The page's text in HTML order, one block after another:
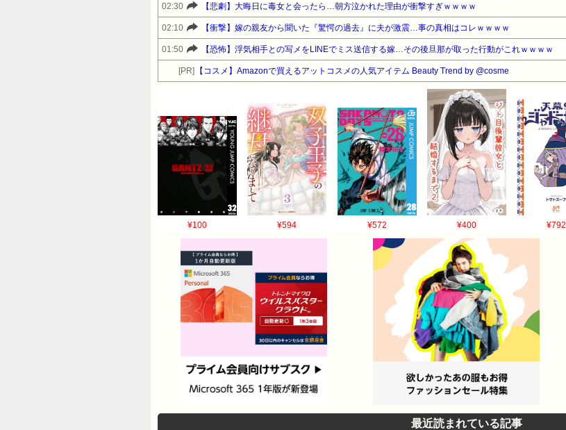
02:30 【悲劇】大晦日に毒女と会ったら…朝方泣かれた理由が衝撃すぎｗｗｗｗ
02:10 【衝撃】嫁の親友から聞いた『驚愕の過去』に夫が激震…事の真相はコレｗｗｗｗ
01:50 【恐怖】浮気相手との写メをLINEでミス送信する嫁…その後旦那が取った行動がこれｗｗｗｗ
[PR] 【コスメ】Amazonで買えるアットコスメの人気アイテム Beauty Trend by @cosme
¥100 ¥594 ¥572 ¥400 ¥792
最近読まれている記事